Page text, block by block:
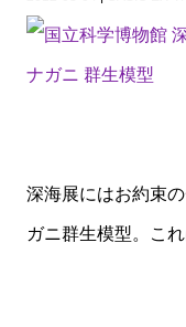
深海展にはお約束
ガニ群生模型。これ